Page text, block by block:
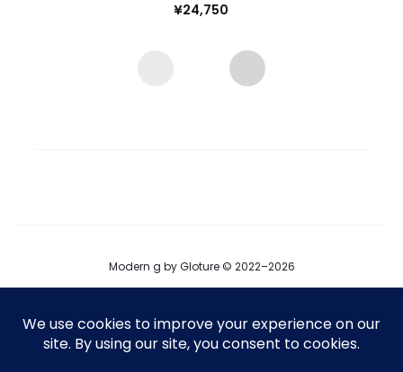
¥24,750
Modern g by Gloture © 2022–2026
運営会社